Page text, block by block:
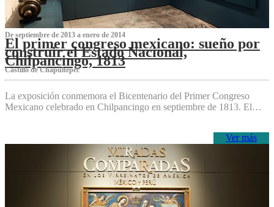
De septiembre de 2013 a enero de 2014
El primer congreso mexicano: sueño por
construir el Estado Nacional,
Chilpancingo, 1813
Castillo de Chapultepec
La exposición conmemora el Bicentenario del Primer Congreso
Mexicano celebrado en Chilpancingo en septiembre de 1813. El…
Ver más